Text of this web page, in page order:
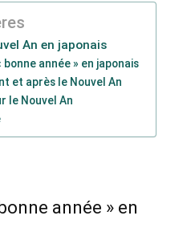
An en japonais
année » en japonais
et après le Nouvel An
le Nouvel An
année » en